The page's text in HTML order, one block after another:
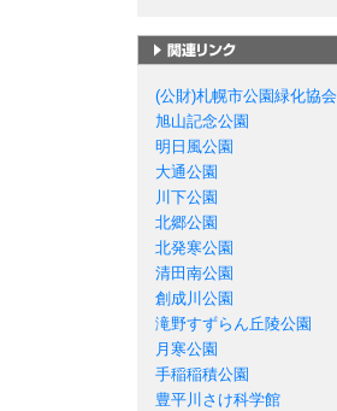
(公財)札幌市公園緑化協会
旭山記念公園
明日風公園
大通公園
川下公園
北郷公園
北発寒公園
清田南公園
創成川公園
滝野すずらん丘陵公園
月寒公園
手稲稲積公園
豊平川さけ科学館